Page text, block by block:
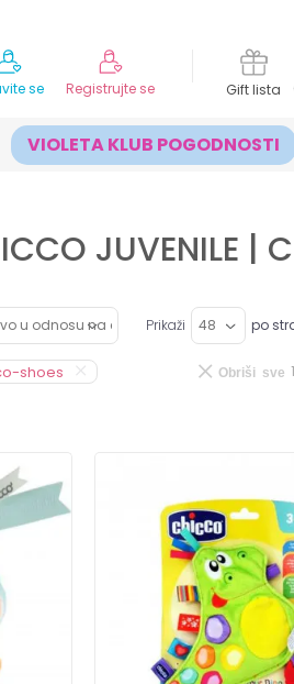
Gift lista
se Registrujte se
VIOLETA KLUB POGODNOSTI
JUVENILE |
Prikaži po
shoes Obriši sve